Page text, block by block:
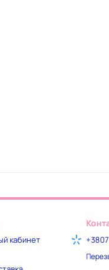
кабинет